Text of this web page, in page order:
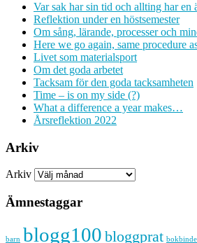
Var sak har sin tid och allting har en
Reflektion under en höstsemester
Om sång, lärande, processer och
Here we go again, same procedure
Livet som materialsport
Om det goda arbetet
Tacksam för den goda tacksamheten
Time – is on my side (?)
What a difference a year makes…
Årsreflektion 2022
Arkiv
Arkiv
Ämnestaggar
barn blogg100 bloggprat